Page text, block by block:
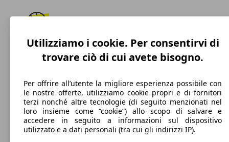
247 km/h
Velocità massima
Benzina
Carburante
Utilizziamo i cookie. Per consentirvi di
trovare ciò di cui avete bisogno.
Per offrire all’utente la migliore esperienza possibile con
le nostre offerte, utilizziamo cookie propri e di fornitori
terzi nonché altre tecnologie (di seguito menzionati nel
loro insieme come “cookie”) allo scopo di salvare e
accedere in seguito a informazioni sul dispositivo
utilizzato e a dati personali (tra cui gli indirizzi IP).